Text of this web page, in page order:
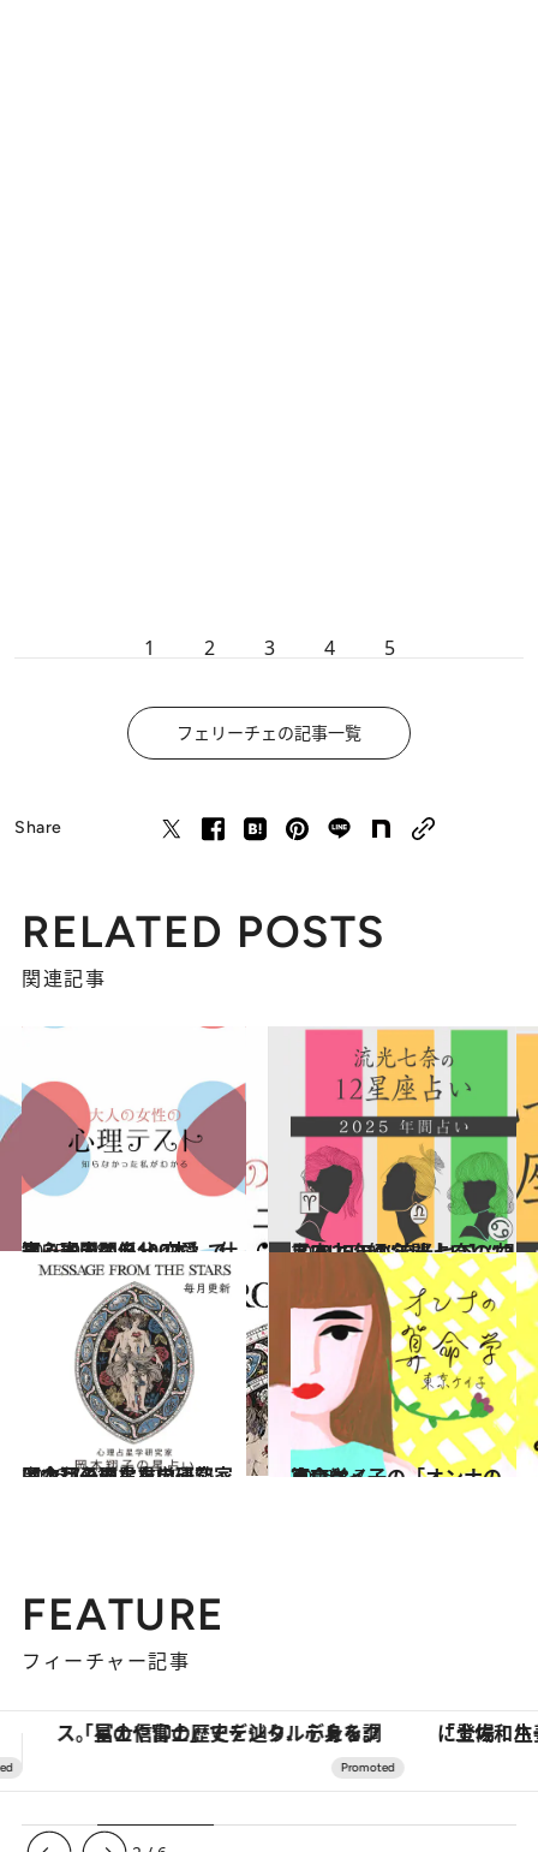
1 2 3 4 5
フェリーチェの記事一覧
Share
RELATED POSTS
関連記事
2025.9.28
【心理テスト100本】で知る本当の自分 恋愛、仕事、人間関係…
占い 2024.12.13
【2025年の年間占い】“視える占い師”流光七奈の12星座占い
占い
2026.7.31
【今月のあなたの運勢は？】心理占星学研究家 岡本翔子の星占い
占い 2026.8.7
東京ケイ子の「オンナの算命学」
占い
FEATURE
フィーチャー記事
「土佐和ハーブかき氷」がOMO7高知に登場！生姜、山椒、大葉など目にも舌にも涼を呼ぶ郷土の味 【銀座で出合う最旬美容】美髪ケアや上質